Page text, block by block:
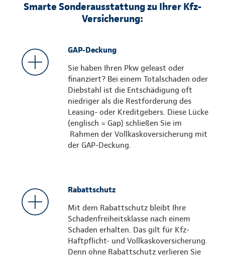
Smarte Sonderausstattung zu Ihrer Kfz-
Versicherung:
GAP-Deckung
Sie haben Ihren Pkw geleast oder
finanziert? Bei einem Totalschaden oder
Diebstahl ist die Entschädigung oft
niedriger als die Restforderung des
Leasing- oder Kreditgebers. Diese Lücke
(englisch = Gap) schließen Sie im
Rahmen der Vollkaskoversicherung mit
der GAP-Deckung.
Rabattschutz
Mit dem Rabattschutz bleibt Ihre
Schadenfreiheitsklasse nach einem
Schaden erhalten. Das gilt für Kfz-
Haftpflicht- und Vollkaskoversicherung.
Denn ohne Rabattschutz verlieren Sie